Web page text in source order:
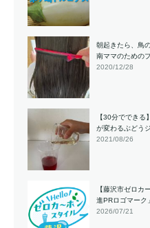
朝起きたら、鳥
南ママのための
2020/12/28
【30分ででき
が変わるぶどう
2021/08/26
【藤沢市ゼロカ
進PRロゴマーク
2026/07/21